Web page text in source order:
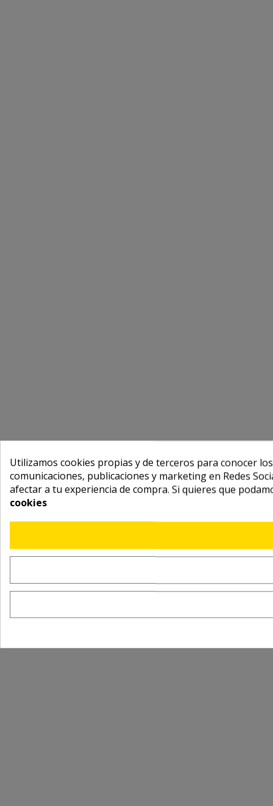
Utilizamos cookies propias y de terceros para conocer
comunicaciones, publicaciones y marketing en Redes
afectar a tu experiencia de compra. Si quieres que
cookies